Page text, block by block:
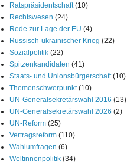
Ratspräsidentschaft (10)
Rechtswesen (24)
Rede zur Lage der EU (4)
Russisch-ukrainischer Krieg (22)
Sozialpolitik (22)
Spitzenkandidaten (41)
Staats- und Unionsbürgerschaft (10)
Themenschwerpunkt (10)
UN-Generalsekretärswahl 2016 (13)
UN-Generalsekretärswahl 2026 (2)
UN-Reform (25)
Vertragsreform (110)
Wahlumfragen (6)
Weltinnenpolitik (34)